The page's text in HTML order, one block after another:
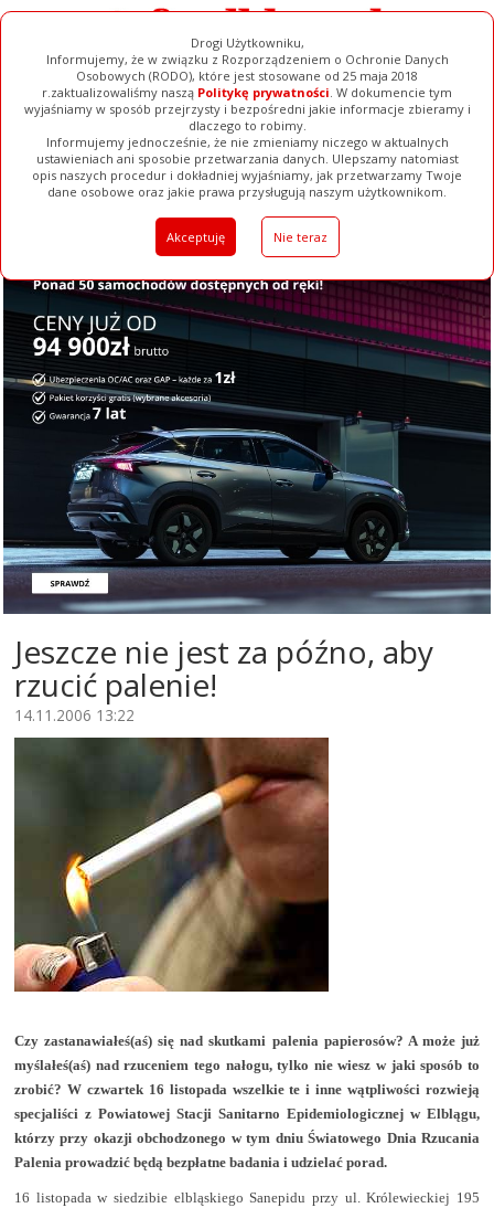
Drogi Użytkowniku,
Informujemy, że w związku z Rozporządzeniem o Ochronie Danych
Osobowych (RODO), które jest stosowane od 25 maja 2018
r.zaktualizowaliśmy naszą Politykę prywatności. W dokumencie tym
wyjaśniamy w sposób przejrzysty i bezpośredni jakie informacje zbieramy i
dlaczego to robimy.
Informujemy jednocześnie, że nie zmieniamy niczego w aktualnych
ustawieniach ani sposobie przetwarzania danych. Ulepszamy natomiast
opis naszych procedur i dokładniej wyjaśniamy, jak przetwarzamy Twoje
dane osobowe oraz jakie prawa przysługują naszym użytkownikom.
Akceptuję Nie teraz
Ogłoszenia Filmy Galerie Baza Firm Pełna Wersja
Jeszcze nie jest za późno, aby
rzucić palenie!
14.11.2006 13:22
Czy zastanawiałeś(aś) się nad skutkami palenia papierosów? A może już
myślałeś(aś) nad rzuceniem tego nałogu, tylko nie wiesz w jaki sposób to
zrobić? W czwartek 16 listopada wszelkie te i inne wątpliwości rozwieją
specjaliści z Powiatowej Stacji Sanitarno Epidemiologicznej w Elblągu,
którzy przy okazji obchodzonego w tym dniu Światowego Dnia Rzucania
Palenia prowadzić będą bezpłatne badania i udzielać porad.
16 listopada w siedzibie elbląskiego Sanepidu przy ul. Królewieckiej 195